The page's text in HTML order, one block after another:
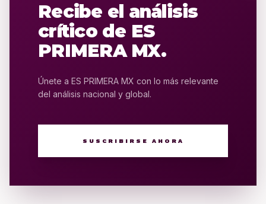
Recibe el análisis
crítico de ES
PRIMERA MX.
Únete a ES PRIMERA MX con lo más relevante
del análisis nacional y global.
SUSCRIBIRSE AHORA